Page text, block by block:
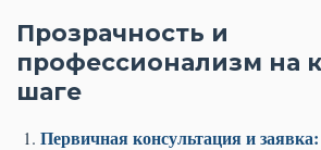
Прозрачность и
профессионализм на
шаге
Первичная консультация и заявка: